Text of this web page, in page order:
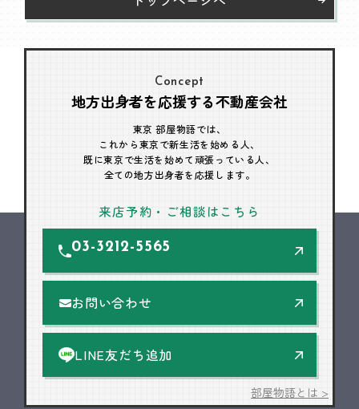
Concept
地方出身者を応援する不動産会社
東京 部屋物語では、
これから東京で新生活を始める人、
既に東京で生活を始めて頑張っている人、
全ての地方出身者を応援します。
来店予約・ご相談はこちら
03-3212-5565
お問い合わせ
LINE友だち追加
部屋物語とは >